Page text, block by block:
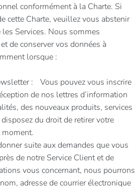
conformément à la Charte. Si
cette Charte, veuillez vous abstenir
Services. Nous sommes
de conserver vos données à
lorsque :
: Vous pouvez vous inscrire
de nos lettres d’information
des nouveaux produits, services
du droit de retirer votre
suite aux demandes que vous
de notre Service Client et de
vous concernant, nous pourrons
adresse de courrier électronique